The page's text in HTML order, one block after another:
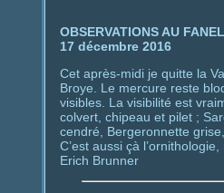
OBSERVATIONS AU FANEL
17 décembre 2016
Cet après-midi je quitte la
Broye. Le mercure reste
visibles. La visibilité est
colvert, chipeau et pilet ;
cendré, Bergeronnette
C’est aussi çà
Erich Brunner